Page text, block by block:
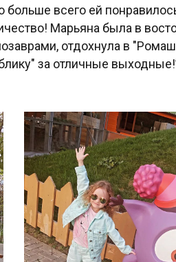
всего ей
Марьяна была в
отдохнула в
за отличные